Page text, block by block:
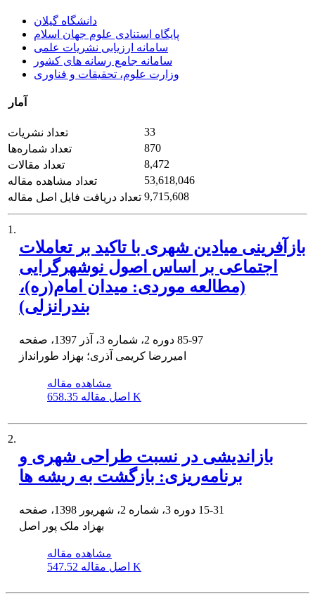
دانشگاه گیلان
پایگاه استنادی علوم جهان اسلام
سامانه ارزیابی نشریات علمی
سامانه جامع رسانه های کشور
وزارت علوم، تحقیقات و فناوری
آمار
تعداد نشریات
33
تعداد شماره‌ها
870
تعداد مقالات
8,472
تعداد مشاهده مقاله
53,618,046
تعداد دریافت فایل اصل مقاله 9,715,608
1.
بازآفرینی میادین شهری با تاکید بر تعاملات
اجتماعی بر اساس اصول نوشهرگرایی
(مطالعه موردی: میدان امام(ره)،
بندرانزلی)
85-97
امیررضا کریمی آذری؛ بهزاد طورانداز
مشاهده مقاله
اصل مقاله 658.35 K
2.
بازاندیشی در نسبت طراحی شهری و
برنامه‌ریزی: بازگشت به ریشه ها
15-31
بهزاد ملک پور اصل
مشاهده مقاله
اصل مقاله 547.52 K